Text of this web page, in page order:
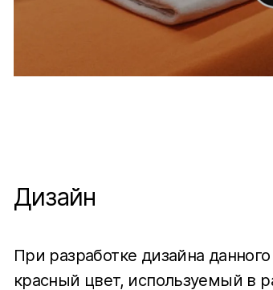
Дизайн
При разработке дизайна
красный цвет, используемый в